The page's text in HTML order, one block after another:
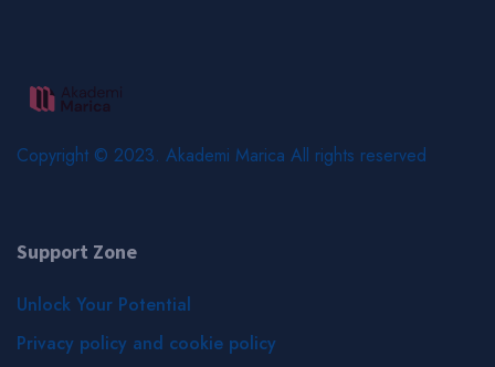
Copyright © 2023. Akademi Marica All rights reserved
Support Zone
Unlock Your Potential
Privacy policy and cookie policy